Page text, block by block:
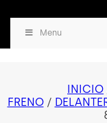
Menu
INICIO
FRENO/